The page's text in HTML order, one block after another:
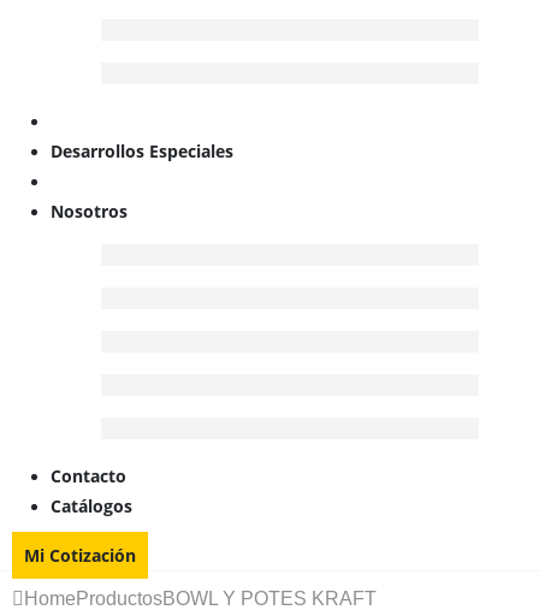
Desarrollos Especiales
Nosotros
Contacto
Catálogos
Mi Cotización
Home ProductosBOWL Y POTES KRAFT